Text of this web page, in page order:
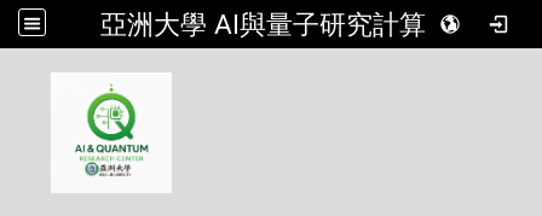
亞洲大學 AI與量子研究計算中心